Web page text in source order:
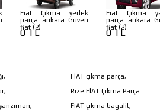
Fiat Çıkma yedek
parça ankara Güven
fiat (2)
0 TL
Fiat Çıkma
parça ankara
fiat (2)
0 TL
FİAT çıkma parça,
Rize FİAT Çıkma Parça
FİAT çıkma bagalit,